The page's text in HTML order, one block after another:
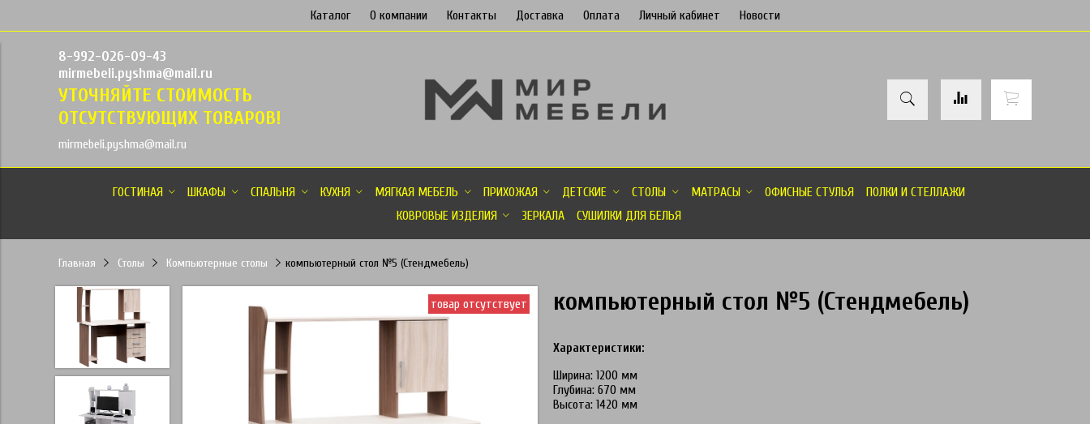
Каталог О компании Контакты Доставка Оплата Личный кабинет Новости
8-992-026-09-43
mirmebeli.pyshma@mail.ru
УТОЧНЯЙТЕ СТОИМОСТЬ
ОТСУТСТВУЮЩИХ ТОВАРОВ!
mirmebeli.pyshma@mail.ru
ГОСТИНАЯ ШКАФЫ СПАЛЬНЯ КУХНЯ МЯГКАЯ МЕБЕЛЬ ПРИХОЖАЯ ДЕТСКИЕ СТОЛЫ МАТРАСЫ ОФИСНЫЕ СТУЛЬЯ
ПОЛКИ И СТЕЛЛАЖИ
КОВРОВЫЕ ИЗДЕЛИЯ
ЗЕРКАЛА СУШИЛКИ ДЛЯ БЕЛЬЯ
Главная Столы Компьютерные столы компьютерный стол №5 (Стендмебель)
товар отсутствует товар отсутствует
компьютерный стол №5 (Стендмебель)
Характеристики:
Ширина: 1200 мм
Глубина: 670 мм
Высота: 1420 мм